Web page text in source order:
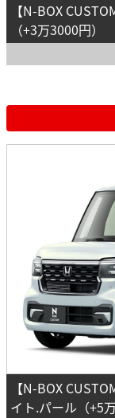
【N-BOX
（+3万3000円）
【N-BOX
イト.パール（+5